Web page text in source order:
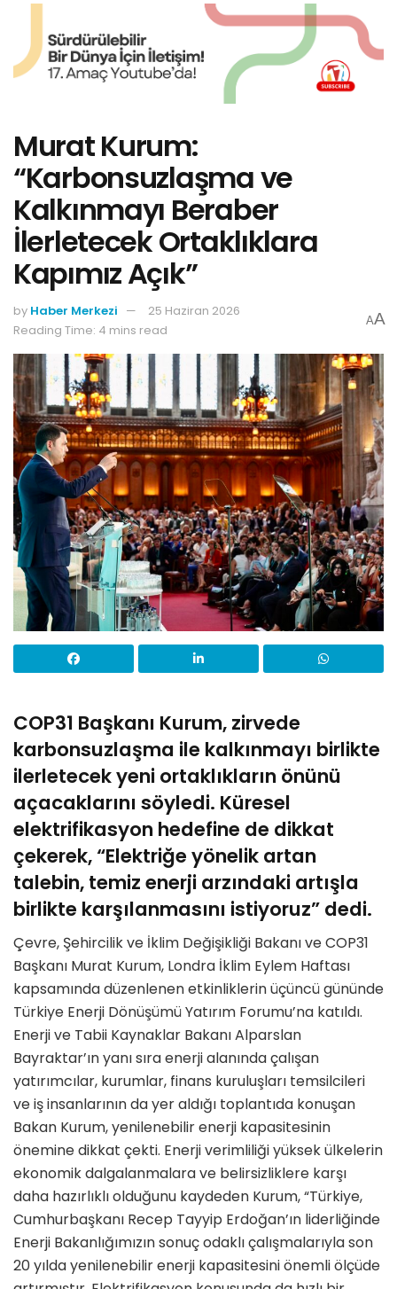
Murat Kurum:
“Karbonsuzlaşma ve
Kalkınmayı Beraber
İlerletecek Ortaklıklara
Kapımız Açık”
by Haber Merkezi
25 Haziran 2026
Reading Time: 4 mins read
AA
COP31 Başkanı Kurum, zirvede
karbonsuzlaşma ile kalkınmayı birlikte
ilerletecek yeni ortaklıkların önünü
açacaklarını söyledi. Küresel
elektrifikasyon hedefine de dikkat
çekerek, “Elektriğe yönelik artan
talebin, temiz enerji arzındaki artışla
birlikte karşılanmasını istiyoruz” dedi.
Çevre, Şehircilik ve İklim Değişikliği Bakanı ve COP31
Başkanı Murat Kurum, Londra İklim Eylem Haftası
kapsamında düzenlenen etkinliklerin üçüncü gününde
Türkiye Enerji Dönüşümü Yatırım Forumu’na katıldı.
Enerji ve Tabii Kaynaklar Bakanı Alparslan
Bayraktar’ın yanı sıra enerji alanında çalışan
yatırımcılar, kurumlar, finans kuruluşları temsilcileri
ve iş insanlarının da yer aldığı toplantıda konuşan
Bakan Kurum, yenilenebilir enerji kapasitesinin
önemine dikkat çekti. Enerji verimliliği yüksek ülkelerin
ekonomik dalgalanmalara ve belirsizliklere karşı
daha hazırlıklı olduğunu kaydeden Kurum, “Türkiye,
Cumhurbaşkanı Recep Tayyip Erdoğan’ın liderliğinde
Enerji Bakanlığımızın sonuç odaklı çalışmalarıyla son
20 yılda yenilenebilir enerji kapasitesini önemli ölçüde